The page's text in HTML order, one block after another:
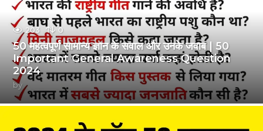
203 0
50 महत्वपूर्ण सामान्य ज्ञान के सवाल और उनके जवाब | 50
Important General Awareness Question
2024
by